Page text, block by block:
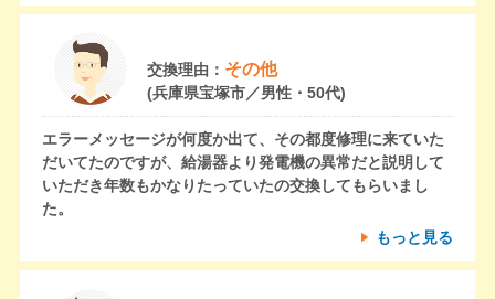
交換理由： その他
(兵庫県宝塚市／男性・50代)
エラーメッセージが何度か出て、その都度修理に来ていた
だいてたのですが、給湯器より発電機の異常だと説明して
いただき年数もかなりたっていたの交換してもらいまし
た。
もっと見る